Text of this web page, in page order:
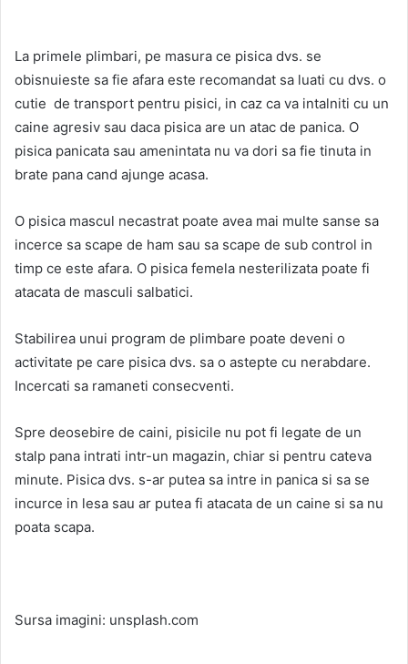
La primele plimbari, pe masura ce pisica dvs. se
obisnuieste sa fie afara este recomandat sa luati cu dvs. o
cutie de transport pentru pisici, in caz ca va intalniti cu un
caine agresiv sau daca pisica are un atac de panica. O
pisica panicata sau amenintata nu va dori sa fie tinuta in
brate pana cand ajunge acasa.
O pisica mascul necastrat poate avea mai multe sanse sa
incerce sa scape de ham sau sa scape de sub control in
timp ce este afara. O pisica femela nesterilizata poate fi
atacata de masculi salbatici.
Stabilirea unui program de plimbare poate deveni o
activitate pe care pisica dvs. sa o astepte cu nerabdare.
Incercati sa ramaneti consecventi.
Spre deosebire de caini, pisicile nu pot fi legate de un
stalp pana intrati intr-un magazin, chiar si pentru cateva
minute. Pisica dvs. s-ar putea sa intre in panica si sa se
incurce in lesa sau ar putea fi atacata de un caine si sa nu
poata scapa.
Sursa imagini: unsplash.com